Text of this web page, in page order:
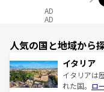
AD
AD
人気の国と地域から
イタリア
イタリアは
れた国。 ロ